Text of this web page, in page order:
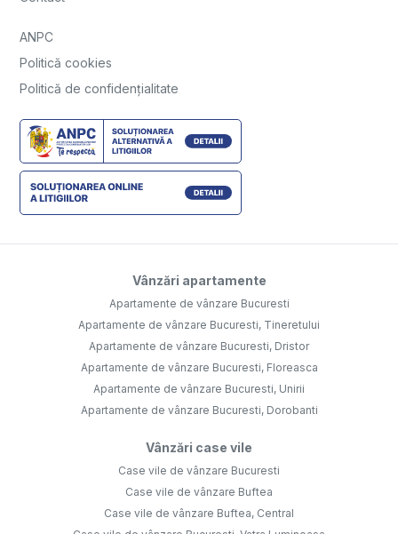
ANPC
Politică cookies
Politică de confidențialitate
Vânzări apartamente
Apartamente de vânzare Bucuresti
Apartamente de vânzare Bucuresti, Tineretului
Apartamente de vânzare Bucuresti, Dristor
Apartamente de vânzare Bucuresti, Floreasca
Apartamente de vânzare Bucuresti, Unirii
Apartamente de vânzare Bucuresti, Dorobanti
Vânzări case vile
Case vile de vânzare Bucuresti
Case vile de vânzare Buftea
Case vile de vânzare Buftea, Central